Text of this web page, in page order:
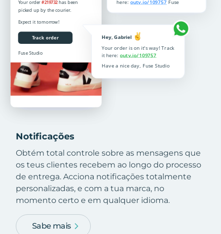
Notificações
Obtém total controle sobre as mensagens que
os teus clientes recebem ao longo do processo
de entrega. Acciona notificações totalmente
personalizadas, e com a tua marca, no
momento certo e em qualquer idioma.
Sabe mais